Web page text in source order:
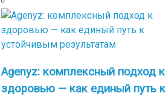
Agenyz: комплексный подход к
здоровью — как единый путь к